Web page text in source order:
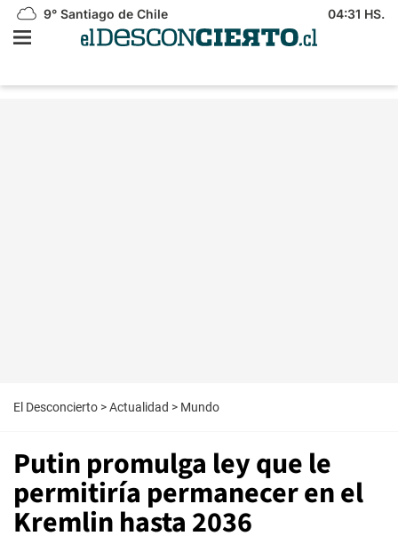
9° Santiago de Chile 04:31 HS.
El Desconcierto >Actualidad > Mundo
Putin promulga ley que le
permitiría permanecer en el
Kremlin hasta 2036